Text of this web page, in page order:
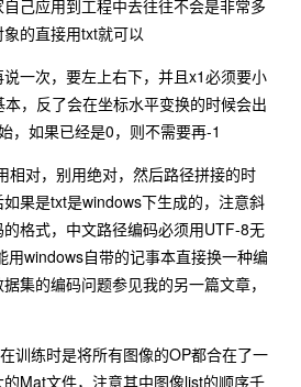
己应用到工程中去往往不会是非常多
的直接用txt就可以
一次，要左上右下，并且x1必须要小
，反了会在坐标水平变换的时候会出
，如果已经是0，则不需要再-1
相对，别用绝对，然后路径拼接的时
果是txt是windows下生成的，注意斜
格式，中文路径编码必须用UTF-8无
用windows自带的记事本直接换一种编
集的编码问题参见我的另一篇文章，
训练时是将所有图像的OP都合在了一
Mat文件，注意其中图像list的顺序千